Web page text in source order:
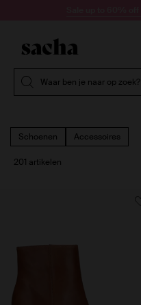
Waar ben je naar op zoek?
Schoenen Accessoires
201 artikelen